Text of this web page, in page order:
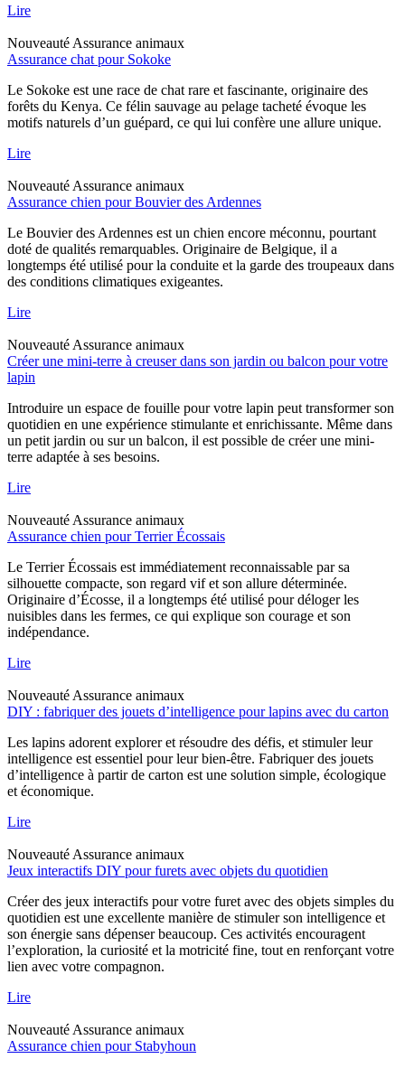
Lire
Nouveauté Assurance animaux
Assurance chat pour Sokoke
Le Sokoke est une race de chat rare et fascinante, originaire des
forêts du Kenya. Ce félin sauvage au pelage tacheté évoque les
motifs naturels d’un guépard, ce qui lui confère une allure unique.
Lire
Nouveauté Assurance animaux
Assurance chien pour Bouvier des Ardennes
Le Bouvier des Ardennes est un chien encore méconnu, pourtant
doté de qualités remarquables. Originaire de Belgique, il a
longtemps été utilisé pour la conduite et la garde des troupeaux dans
des conditions climatiques exigeantes.
Lire
Nouveauté Assurance animaux
Créer une mini-terre à creuser dans son jardin ou balcon pour votre
lapin
Introduire un espace de fouille pour votre lapin peut transformer son
quotidien en une expérience stimulante et enrichissante. Même dans
un petit jardin ou sur un balcon, il est possible de créer une mini-
terre adaptée à ses besoins.
Lire
Nouveauté Assurance animaux
Assurance chien pour Terrier Écossais
Le Terrier Écossais est immédiatement reconnaissable par sa
silhouette compacte, son regard vif et son allure déterminée.
Originaire d’Écosse, il a longtemps été utilisé pour déloger les
nuisibles dans les fermes, ce qui explique son courage et son
indépendance.
Lire
Nouveauté Assurance animaux
DIY : fabriquer des jouets d’intelligence pour lapins avec du carton
Les lapins adorent explorer et résoudre des défis, et stimuler leur
intelligence est essentiel pour leur bien-être. Fabriquer des jouets
d’intelligence à partir de carton est une solution simple, écologique
et économique.
Lire
Nouveauté Assurance animaux
Jeux interactifs DIY pour furets avec objets du quotidien
Créer des jeux interactifs pour votre furet avec des objets simples du
quotidien est une excellente manière de stimuler son intelligence et
son énergie sans dépenser beaucoup. Ces activités encouragent
l’exploration, la curiosité et la motricité fine, tout en renforçant votre
lien avec votre compagnon.
Lire
Nouveauté Assurance animaux
Assurance chien pour Stabyhoun